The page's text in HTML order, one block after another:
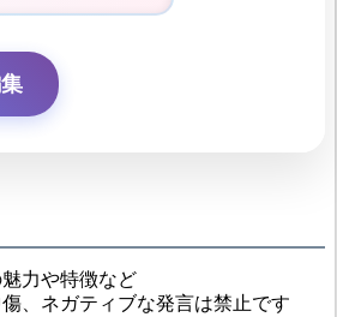
魅力や特徴など
、ネガティブな発言は禁止です